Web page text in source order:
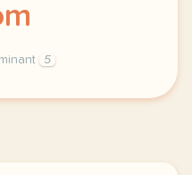
5
du nom nom et